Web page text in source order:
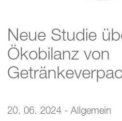
Neue Studie
Ökobilanz von
20. 06. 2024 - Allgemein